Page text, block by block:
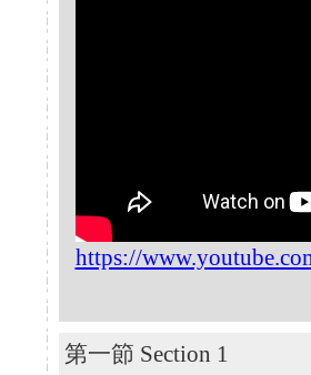
https://
第一節 Section 1